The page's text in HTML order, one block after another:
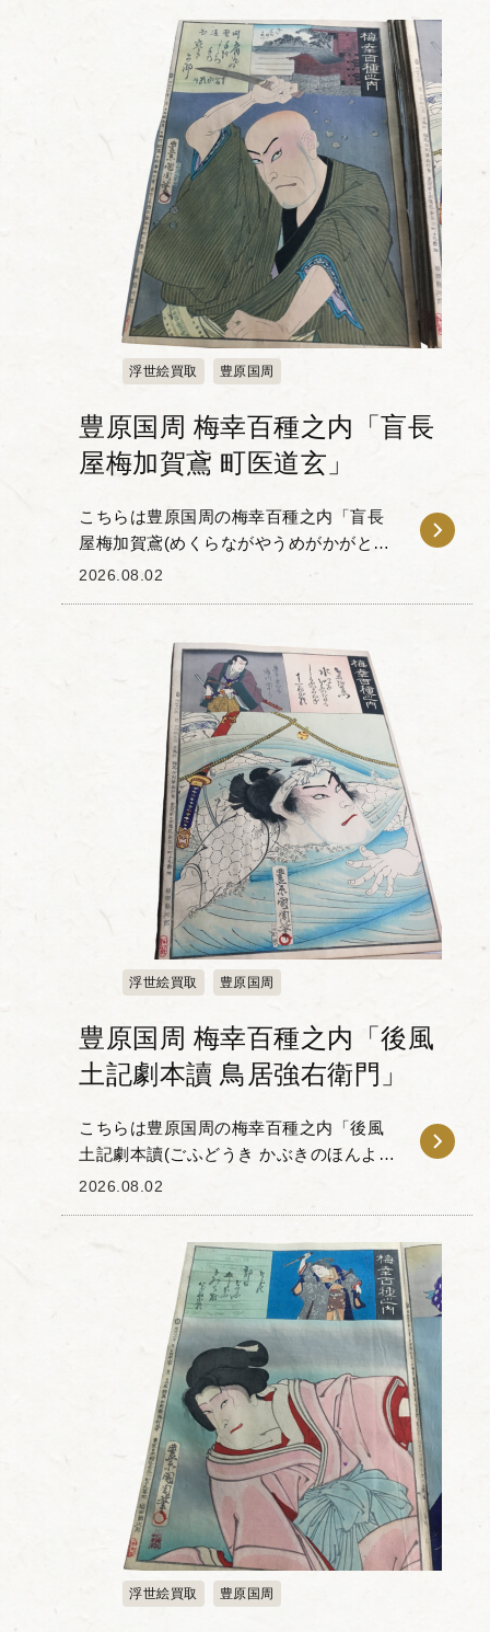
浮世絵買取 豊原国周
豊原国周 梅幸百種之内「盲長
屋梅加賀鳶 町医道玄」
こちらは豊原国周の梅幸百種之内「盲長
屋梅加賀鳶(めくらながやうめがかがとび)
町医道玄」です。 「梅幸百種(ばいこう
2026.08.02
浮世絵買取 豊原国周
豊原国周 梅幸百種之内「後風
土記劇本讀 鳥居強右衛門」
こちらは豊原国周の梅幸百種之内「後風
土記劇本讀(ごふどうき かぶきのほんよ
み)鳥居強右衛門(とりい すねえもん)」で
2026.08.02
浮世絵買取 豊原国周